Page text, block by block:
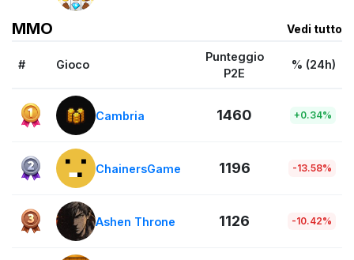
MMO Vedi tutto
# Gioco
Punteggio
P2E
% (24h)
Cambria 1460 +0.34%
ChainersGame 1196 -13.58%
Ashen Throne 1126 -10.42%